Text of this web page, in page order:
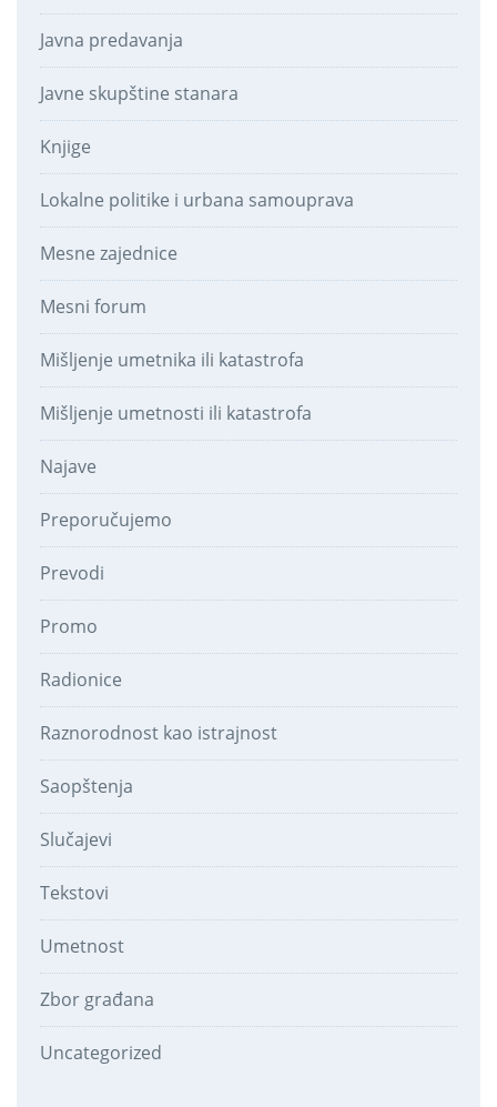
Javna predavanja
Javne skupštine stanara
Knjige
Lokalne politike i urbana samouprava
Mesne zajednice
Mesni forum
Mišljenje umetnika ili katastrofa
Mišljenje umetnosti ili katastrofa
Najave
Preporučujemo
Prevodi
Promo
Radionice
Raznorodnost kao istrajnost
Saopštenja
Slučajevi
Tekstovi
Umetnost
Zbor građana
Uncategorized